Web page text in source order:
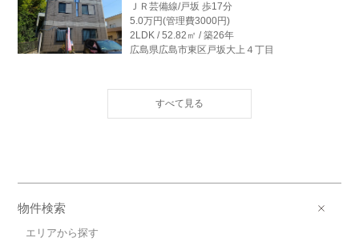
ＪＲ芸備線/戸坂 歩17分
5.0万円(管理費3000円)
2LDK / 52.82㎡ / 築26年
広島県広島市東区戸坂大上４丁目
ＪＲ芸備線/戸坂 歩14分
4.0万円(管理費0円)
物件検索
エリアから探す